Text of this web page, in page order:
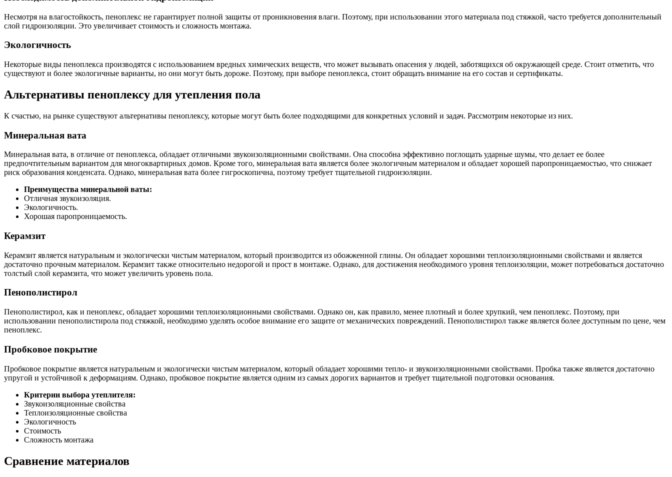
Несмотря на влагостойкость, пеноплекс не гарантирует полной защиты от проникновения влаги. Поэтому, при использовании этого материала под стяжкой, часто требуется дополнительный
слой гидроизоляции. Это увеличивает стоимость и сложность монтажа.
Экологичность
Некоторые виды пеноплекса производятся с использованием вредных химических веществ, что может вызывать опасения у людей, заботящихся об окружающей среде. Стоит отметить, что
существуют и более экологичные варианты, но они могут быть дороже. Поэтому, при выборе пеноплекса, стоит обращать внимание на его состав и сертификаты.
Альтернативы пеноплексу для утепления пола
К счастью, на рынке существуют альтернативы пеноплексу, которые могут быть более подходящими для конкретных условий и задач. Рассмотрим некоторые из них.
Минеральная вата
Минеральная вата, в отличие от пеноплекса, обладает отличными звукоизоляционными свойствами. Она способна эффективно поглощать ударные шумы, что делает ее более
предпочтительным вариантом для многоквартирных домов. Кроме того, минеральная вата является более экологичным материалом и обладает хорошей паропроницаемостью, что снижает
риск образования конденсата. Однако, минеральная вата более гигроскопична, поэтому требует тщательной гидроизоляции.
Преимущества минеральной ваты:
Отличная звукоизоляция.
Экологичность.
Хорошая паропроницаемость.
Керамзит
Керамзит является натуральным и экологически чистым материалом, который производится из обожженной глины. Он обладает хорошими теплоизоляционными свойствами и является
достаточно прочным материалом. Керамзит также относительно недорогой и прост в монтаже. Однако, для достижения необходимого уровня теплоизоляции, может потребоваться достаточно
толстый слой керамзита, что может увеличить уровень пола.
Пенополистирол
Пенополистирол, как и пеноплекс, обладает хорошими теплоизоляционными свойствами. Однако он, как правило, менее плотный и более хрупкий, чем пеноплекс. Поэтому, при
использовании пенополистирола под стяжкой, необходимо уделять особое внимание его защите от механических повреждений. Пенополистирол также является более доступным по цене, чем
пеноплекс.
Пробковое покрытие
Пробковое покрытие является натуральным и экологически чистым материалом, который обладает хорошими тепло- и звукоизоляционными свойствами. Пробка также является достаточно
упругой и устойчивой к деформациям. Однако, пробковое покрытие является одним из самых дорогих вариантов и требует тщательной подготовки основания.
Критерии выбора утеплителя:
Звукоизоляционные свойства
Теплоизоляционные свойства
Экологичность
Стоимость
Сложность монтажа
Сравнение материалов